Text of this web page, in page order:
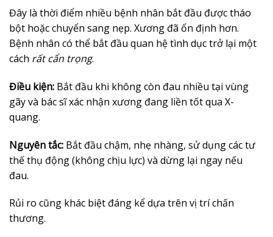
Đây là thời điểm nhiều bệnh nhân bắt đầu được tháo
bột hoặc chuyển sang nẹp. Xương đã ổn định hơn.
Bệnh nhân có thể bắt đầu quan hệ tình dục trở lại một
cách rất cẩn trọng.
Điều kiện: Bắt đầu khi không còn đau nhiều tại vùng
gãy và bác sĩ xác nhận xương đang liền tốt qua X-
quang.
Nguyên tắc: Bắt đầu chậm, nhẹ nhàng, sử dụng các tư
thế thụ động (không chịu lực) và dừng lại ngay nếu
đau.
Rủi ro cũng khác biệt đáng kể dựa trên vị trí chấn
thương.